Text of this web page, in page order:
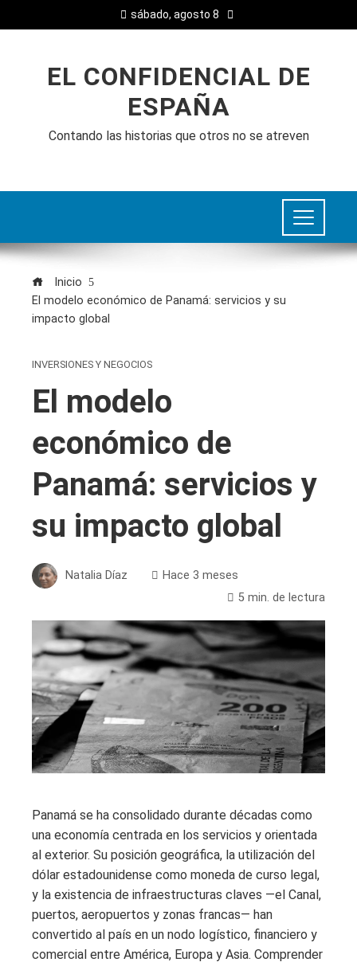
sábado, agosto 8
EL CONFIDENCIAL DE
ESPAÑA
Contando las historias que otros no se atreven
Inicio
El modelo económico de Panamá: servicios y su
impacto global
INVERSIONES Y NEGOCIOS
El modelo
económico de
Panamá: servicios y
su impacto global
Natalia Díaz
Hace 3 meses
5 min. de lectura
Panamá se ha consolidado durante décadas como
una economía centrada en los servicios y orientada
al exterior. Su posición geográfica, la utilización del
dólar estadounidense como moneda de curso legal,
y la existencia de infraestructuras claves —el Canal,
puertos, aeropuertos y zonas francas— han
convertido al país en un nodo logístico, financiero y
comercial entre América, Europa y Asia. Comprender